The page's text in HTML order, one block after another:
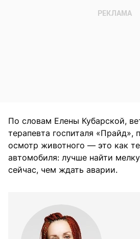
По словам Елены Кубарской,
терапевта госпиталя «Прайд»,
осмотр животного — это как
автомобиля: лучше найти
сейчас, чем ждать аварии.